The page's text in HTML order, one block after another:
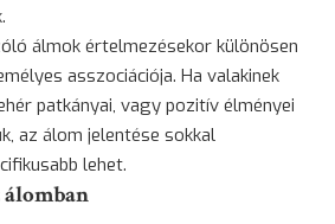
álmok értelmezésekor különösen
asszociációja. Ha valakinek
patkányai, vagy pozitív élményei
az álom jelentése sokkal
lehet.